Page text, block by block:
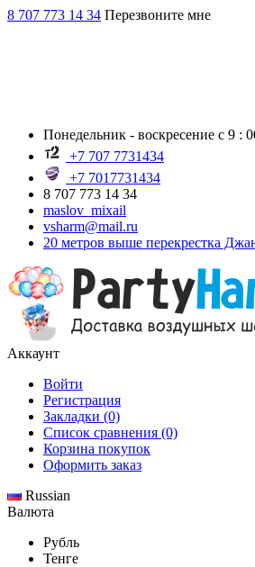
8 707 773 14 34 Перезвоните мне
Понедельник - воскресение с 9 :
+7 707 7731434
+7 7017731434
8 707 773 14 34
maslov_mixail
vsharm@mail.ru
20 метров выше перекрестка
Аккаунт
Войти
Регистрация
Закладки (0)
Список сравнения (0)
Корзина покупок
Оформить заказ
Russian
Валюта
Рубль
Тенге